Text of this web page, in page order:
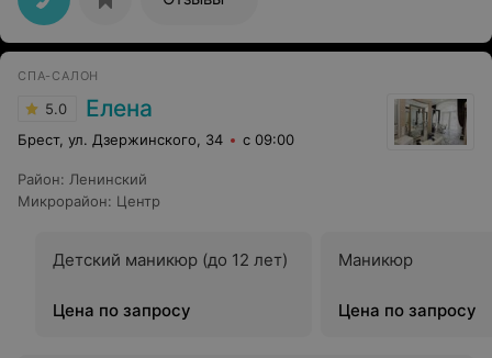
день,чего быть не должно. Ответ мастера на мои
претензии меня шокировал:"Попробуйте выпрямить
волосы утюжком!!!" Кератин делаю не в первый раз и
процедуры. Если решите сделать выпрямление, не
прибегайте к услугам этого салона! Пожалейте свои
волосы и время,чтобы не пожалеть о результате.
СПА-САЛОН
5.0 Елена
Брест, ул. Дзержинского, 34 с 09:00
Район: Ленинский
Микрорайон: Центр
Детский маникюр (до 12 лет)
Цена по запросу
Маникюр
Цена по запросу